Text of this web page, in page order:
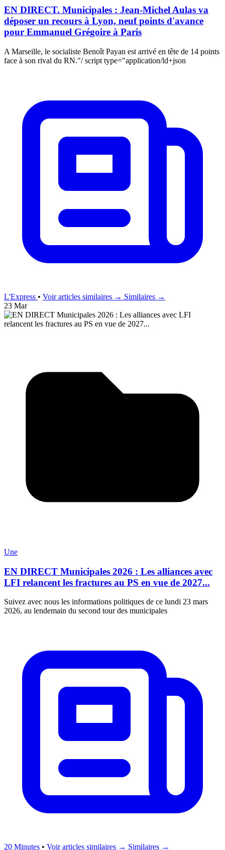
EN DIRECT. Municipales : Jean-Michel Aulas va
déposer un recours à Lyon, neuf points d'avance
pour Emmanuel Grégoire à Paris
A Marseille, le socialiste Benoît Payan est arrivé en tête de 14 points
face à son rival du RN."/ script type="application/ld+json
L'Express • Voir articles similaires → Similaires →
23 Mar
Une
EN DIRECT Municipales 2026 : Les alliances avec
LFI relancent les fractures au PS en vue de 2027...
Suivez avec nous les informations politiques de ce lundi 23 mars
2026, au lendemain du second tour des municipales
20 Minutes • Voir articles similaires → Similaires →